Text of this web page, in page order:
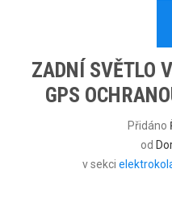
ZADNÍ SVĚTLO
GPS
Přidáno
od
v sekci